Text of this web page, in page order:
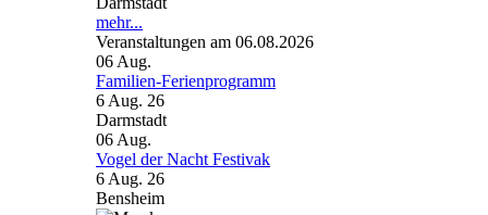
mehr...
Veranstaltungen am 06.08.2026
06 Aug.
Familien-Ferienprogramm
6 Aug. 26
Darmstadt
06 Aug.
Vogel der Nacht Festivak
6 Aug. 26
Bensheim